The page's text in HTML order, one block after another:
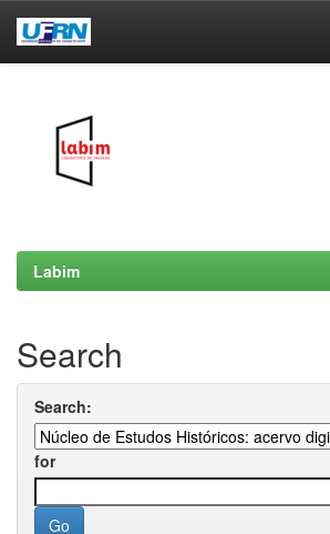
Labim
Search
Search:
for